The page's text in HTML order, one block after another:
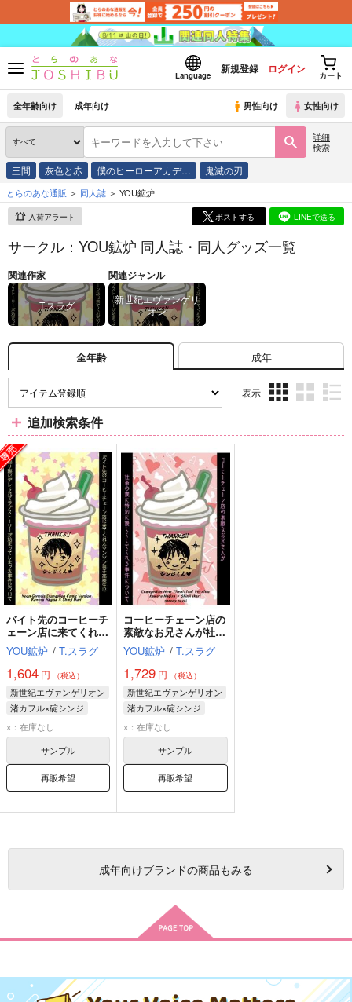
Language
新規登録 ログイン
カート
全年齢向け 成年向け 男性向け 女性向け
詳細
検索
三間 灰色と赤 僕のヒーローアカデ… 鬼滅の刃
とらのあな通販 同人誌 YOU鉱炉
入荷アラート ポストする LINEで送る
サークル：YOU鉱炉 同人誌・同人グッズ一覧
関連作家
T.スラグ
関連ジャンル
新世紀エヴァンゲリ
オン
全年齢 成年
表示
ム
ム
ム
追加検索条件
バイト先のコーヒーチ
ェーン店に来てくれた
ツンツン男子高校生に
帰り際にデレられてラ
ブストーリーが始まっ
てしまった事件につい
て
YOU鉱炉 / T.スラグ
1,604 円 （税込）
新世紀エヴァンゲリオン
渚カヲル×碇シンジ
渚カヲル
×：在庫なし
サンプル
再販希望
コーヒーチェーン店の
素敵なお兄さんが社畜
の僕に特別に優しくし
てくれる事件について
YOU鉱炉 / T.スラグ
1,729 円 （税込）
新世紀エヴァンゲリオン
渚カヲル×碇シンジ
渚カヲル
×：在庫なし
サンプル
再販希望
成年向けブランドの商品もみる